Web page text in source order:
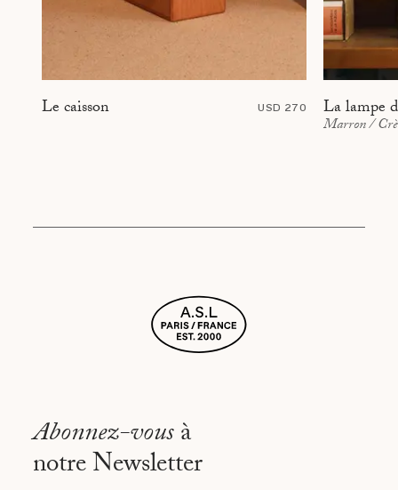
Le caisson USD 270 La lampe
Marron /
Abonnez-vousà
notre Newsletter